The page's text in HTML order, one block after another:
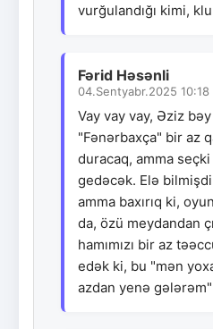
vurğulandığı kimi,
Fərid Həsənli
04.Sentyabr.2025 10:18
Vay vay vay, Əziz
"Fənərbaxça" bir az
duracaq, amma seçki
gedəcək. Elə
amma baxırıq ki,
da, özü meydandan
hamımızı bir az
edək ki, bu "mən
azdan yenə